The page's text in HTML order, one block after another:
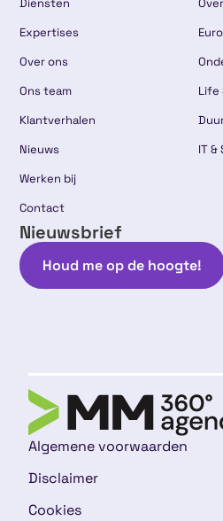
Expertises
Over ons
Ons team
Klantverhalen
Nieuws
Werken bij
Contact
Life
IT
Nieuwsbrief
Houd me op de hoogte!
Algemene voorwaarden
Disclaimer
Cookies